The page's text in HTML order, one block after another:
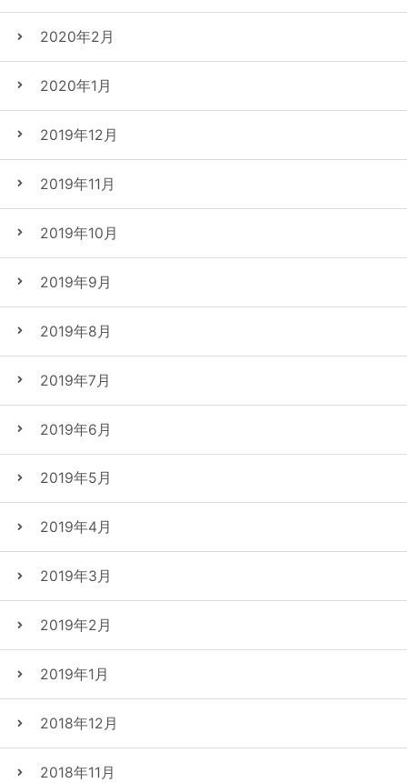
2020年2月
2020年1月
2019年12月
2019年11月
2019年10月
2019年9月
2019年8月
2019年7月
2019年6月
2019年5月
2019年4月
2019年3月
2019年2月
2019年1月
2018年12月
2018年11月